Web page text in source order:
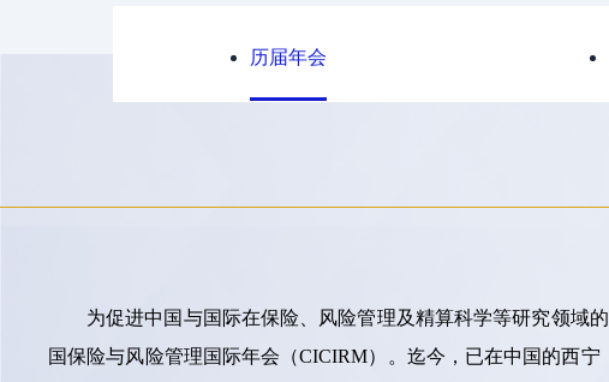
历届年会
为促进中国与国际在保险、风险管理及精算科学等研究领域
国保险与风险管理国际年会（CICIRM）。迄今，已在中国的西